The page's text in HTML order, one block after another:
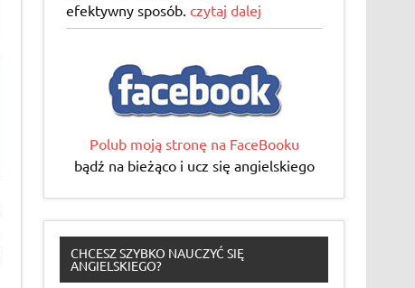
efektywny sposób.czytaj dalej
Polub moją stronę na FaceBooku
bądź na bieżąco i ucz się angielskiego
CHCESZ SZYBKO NAUCZYĆ SIĘ
ANGIELSKIEGO?